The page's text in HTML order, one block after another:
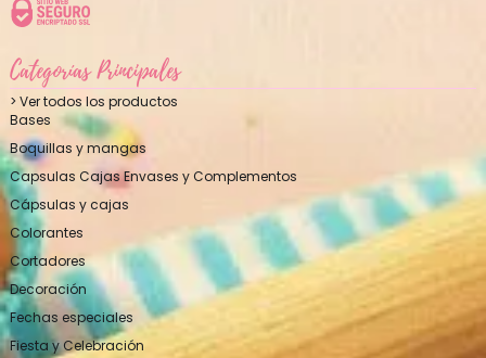
Categorías Principales
> Ver todos los productos
Bases
Boquillas y mangas
Capsulas Cajas Envases y Complementos
Cápsulas y cajas
Colorantes
Cortadores
Decoración
Fechas especiales
Fiesta y Celebración